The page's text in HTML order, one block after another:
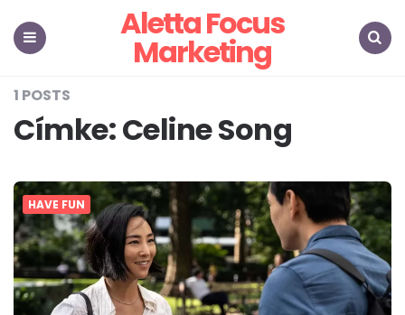
Aletta Focus
Marketing
1 POSTS
Címke:Celine Song
HAVE FUN